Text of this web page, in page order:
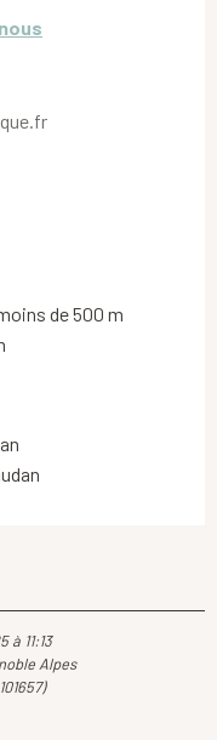
de 500 m
à 11:13
Alpes
101657)